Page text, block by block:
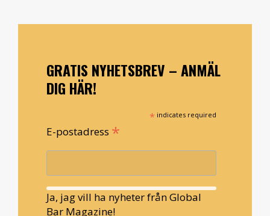
GRATIS NYHETSBREV – ANMÄL
DIG HÄR!
* indicates required
E-postadress *
Ja, jag vill ha nyheter från Global
Bar Magazine!